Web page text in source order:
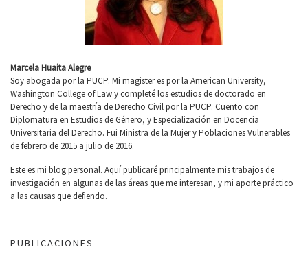
Marcela Huaita Alegre
Soy abogada por la PUCP. Mi magister es por la American University,
Washington College of Law y completé los estudios de doctorado en
Derecho y de la maestría de Derecho Civil por la PUCP. Cuento con
Diplomatura en Estudios de Género, y Especialización en Docencia
Universitaria del Derecho. Fui Ministra de la Mujer y Poblaciones Vulnerables
de febrero de 2015 a julio de 2016.
Este es mi blog personal. Aquí publicaré principalmente mis trabajos de
investigación en algunas de las áreas que me interesan, y mi aporte práctico
a las causas que defiendo.
PUBLICACIONES